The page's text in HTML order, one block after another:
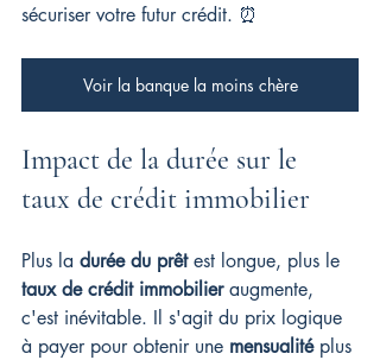
sécuriser votre futur crédit. ⏰
Voir la banque la moins chère
Impact de la durée sur le
taux de crédit immobilier
Plus la durée du prêt est longue, plus le
taux de crédit immobilier augmente,
c'est inévitable. Il s'agit du prix logique
à payer pour obtenir une mensualité plus